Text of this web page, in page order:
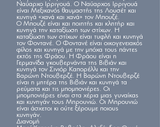
Ναύαρχο Ιρριγουά. Ο Ναύαρχος Ιρριγουά
είναι Μεξικανός θαυμαστής της Λουσέτ και
κυνηγά «χανά και χανά» τον Μπουζέ.
Ο Μπουζέ είναι και ποιητής και κλητήρ και
κυνηγά την καταξίωση των στίχων. Η
καταξίωση των στίχων είναι τυφλή και κυνηγά
τον Φοντανέ. Ο Φοντανέ είναι οικογενειακός
φίλος και κυνηγά με την μπόχα τους πάντες
εκτός της Φράου. Η Φράου είναι η
Γερμανίδα γκουβερνάντα της Βιβιάν και
κυνηγά τον Σινιόρ Καπορέλλι και την
Βαρώνη Ντουβερζέ. Η Βαρώνη Ντουβερζέ
είναι η μητέρα της Βιβιάν και κυνηγά τα
ρεύματα και τις μπομπονιέρες. Οι
μπομπονιέρες είναι στα χέρια μιας γυναίκας
και κυνηγάν τους Μπρουνιώ. Οι Μπρουνιώ
είναι άσχετοι κι ούτε ξέρουμε ποιους
κυνηγάν.
Διανομή